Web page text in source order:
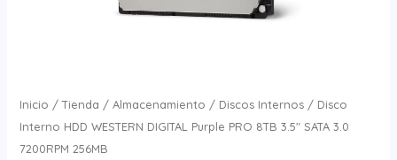
Inicio /Tienda / Almacenamiento / Discos Internos/ Disco
Interno HDD WESTERN DIGITAL Purple PRO 8TB 3.5″ SATA 3.0
7200RPM 256MB